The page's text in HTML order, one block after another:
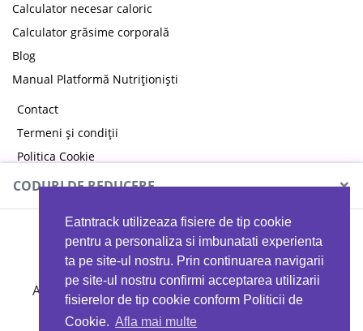
Eatntrack utilizeaza fisiere de tip cookie
pentru a personaliza si imbunatati experienta
ta pe site-ul nostru. Prin continuarea navigarii
pe site-ul nostru confirmi acceptarea utilizarii
fisierelor de tip cookie conform Politicii de
Cookie. Afla mai multe
Calculator necesar caloric
Calculator grăsime corporală
Blog
Manual Platformă Nutriționiști
Contact
Termeni și condiții
Politica Cookie
Politica de confidențialitate
CODURI DE REDUCERE ×
MYPROTEIN
Ai 40%reducere la orice comandă folosind codul
EATTRACK